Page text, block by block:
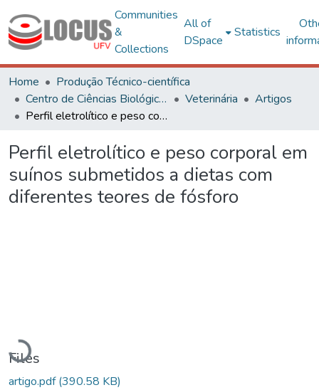
Communities
&
Collections
All of
DSpace
Statistics
Home
Produção Técnico-científica
Centro de Ciências Biológicas e da Saúde
Veterinária
Artigos
Perfil eletrolítico e peso corporal em suínos submetidos a dietas com diferentes teores de fósforo
Perfil eletrolítico e peso corporal em
suínos submetidos a dietas com
diferentes teores de fósforo
Loading...
Files
artigo.pdf(390.58 KB)